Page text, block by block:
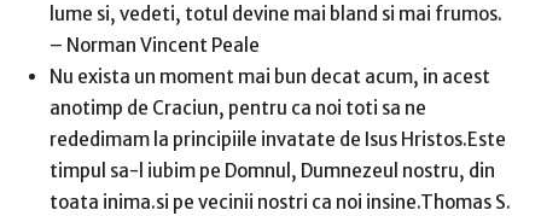
lume si, vedeti, totul devine mai bland si mai frumos.
– Norman Vincent Peale
Nu exista un moment mai bun decat acum, in acest
anotimp de Craciun, pentru ca noi toti sa ne
rededimam la principiile invatate de Isus Hristos.Este
timpul sa-l iubim pe Domnul, Dumnezeul nostru, din
toata inima.si pe vecinii nostri ca noi insine.Thomas S.